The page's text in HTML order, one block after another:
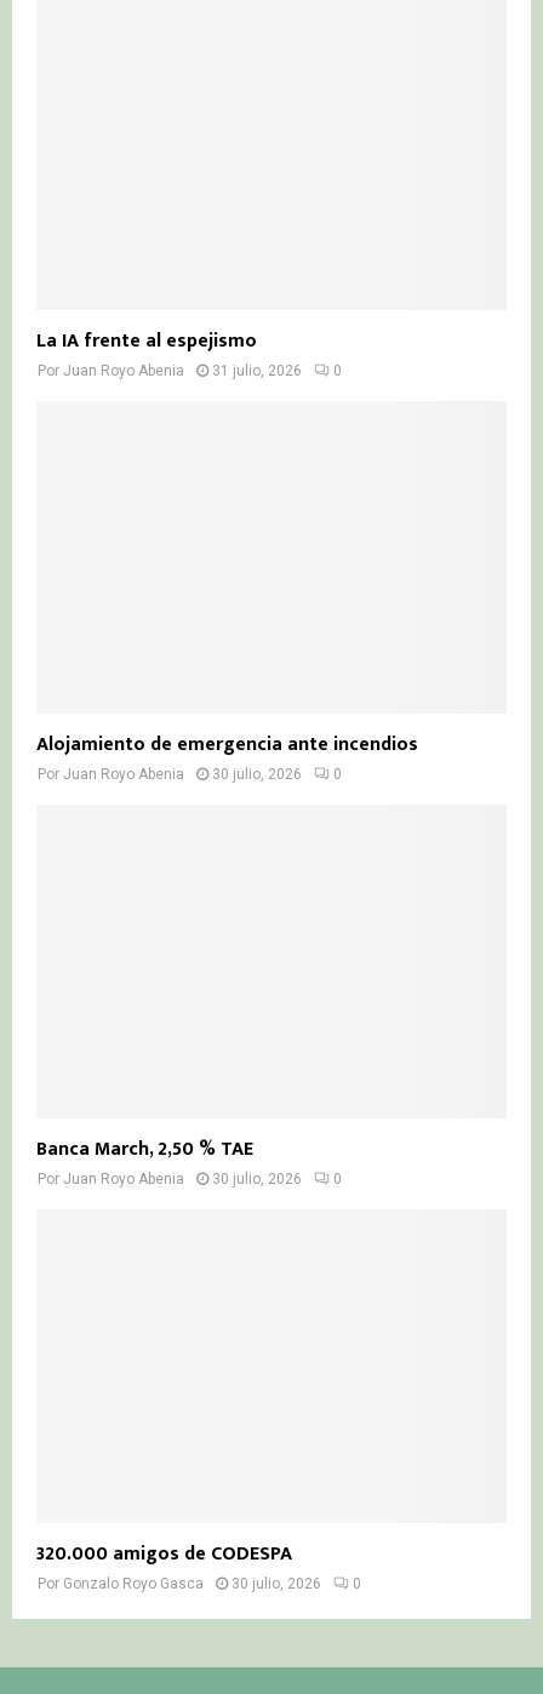
La IA frente al espejismo
Por Juan Royo Abenia 31 julio, 2026 0
Alojamiento de emergencia ante incendios
Por Juan Royo Abenia 30 julio, 2026 0
Banca March, 2,50 % TAE
Por Juan Royo Abenia 30 julio, 2026 0
320.000 amigos de CODESPA
Por Gonzalo Royo Gasca 30 julio, 2026 0